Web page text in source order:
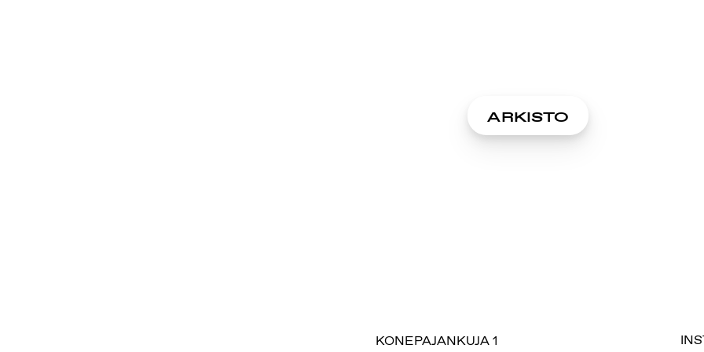
ARKISTO
SUOMIAREENA
KONEPAJANKUJA 1